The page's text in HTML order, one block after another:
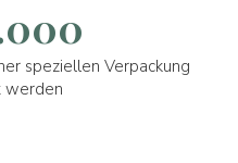
speziellen Verpackung
werden